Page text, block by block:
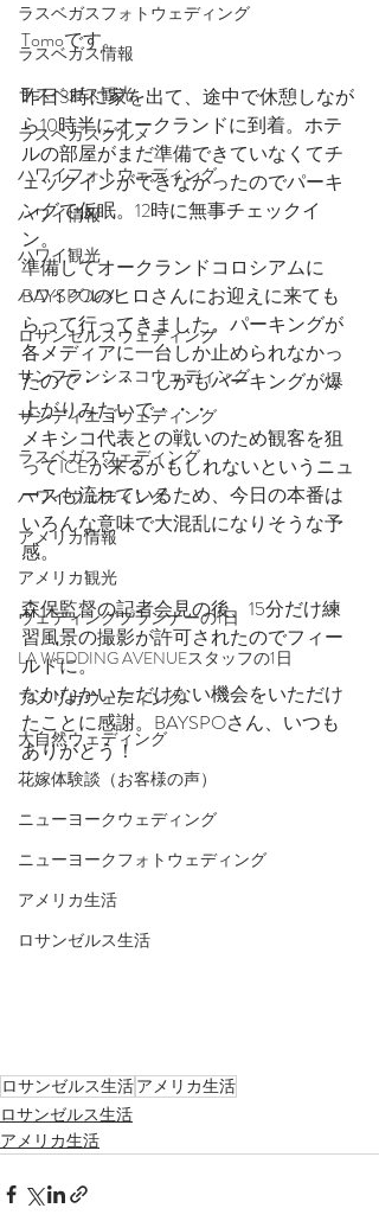
ラスベガスフォトウェディング
ラスベガス情報
ラスベガス観光
ラスベガスグルメ
ハワイフォトウェディング
ハワイ情報
ハワイ観光
ハワイグルメ
ロサンゼルスウェディング
サンフランシスコウェディング
サンディエゴウェディング
ラスベガスウェディング
ハワイウェディング
アメリカ情報
アメリカ観光
ウェディングプランナーの1日
LA WEDDING AVENUEスタッフの1日
アメリカウェディング
大自然ウェディング
花嫁体験談（お客様の声）
ニューヨークウェディング
ニューヨークフォトウェディング
アメリカ生活
ロサンゼルス生活
Tomoです。
昨日3時に家を出て、途中で休憩しなが
ら10時半にオークランドに到着。ホテ
ルの部屋がまだ準備できていなくてチ
ェックインができなかったのでパーキ
ングで仮眠。12時に無事チェックイ
ン。
準備してオークランドコロシアムに
BAYSPOのヒロさんにお迎えに来ても
らって行ってきました。パーキングが
各メディアに一台しか止められなかっ
たので・・・　しかもパーキングが爆
上がりみたいで・・・
メキシコ代表との戦いのため観客を狙
ってICEが来るかもしれないというニュ
ースも流れているため、今日の本番は
いろんな意味で大混乱になりそうな予
感。
森保監督の記者会見の後、15分だけ練
習風景の撮影が許可されたのでフィー
ルドに。
なかなかいただけない機会をいただけ
たことに感謝。BAYSPOさん、いつも
ありがとう！
ロサンゼルス生活アメリカ生活
ロサンゼルス生活
アメリカ生活